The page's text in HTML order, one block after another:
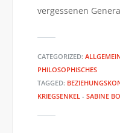
vergessenen
CATEGORIZED:
PHILOSOPHISCHES
TAGGED:
KRIEGSENKEL- SABINE